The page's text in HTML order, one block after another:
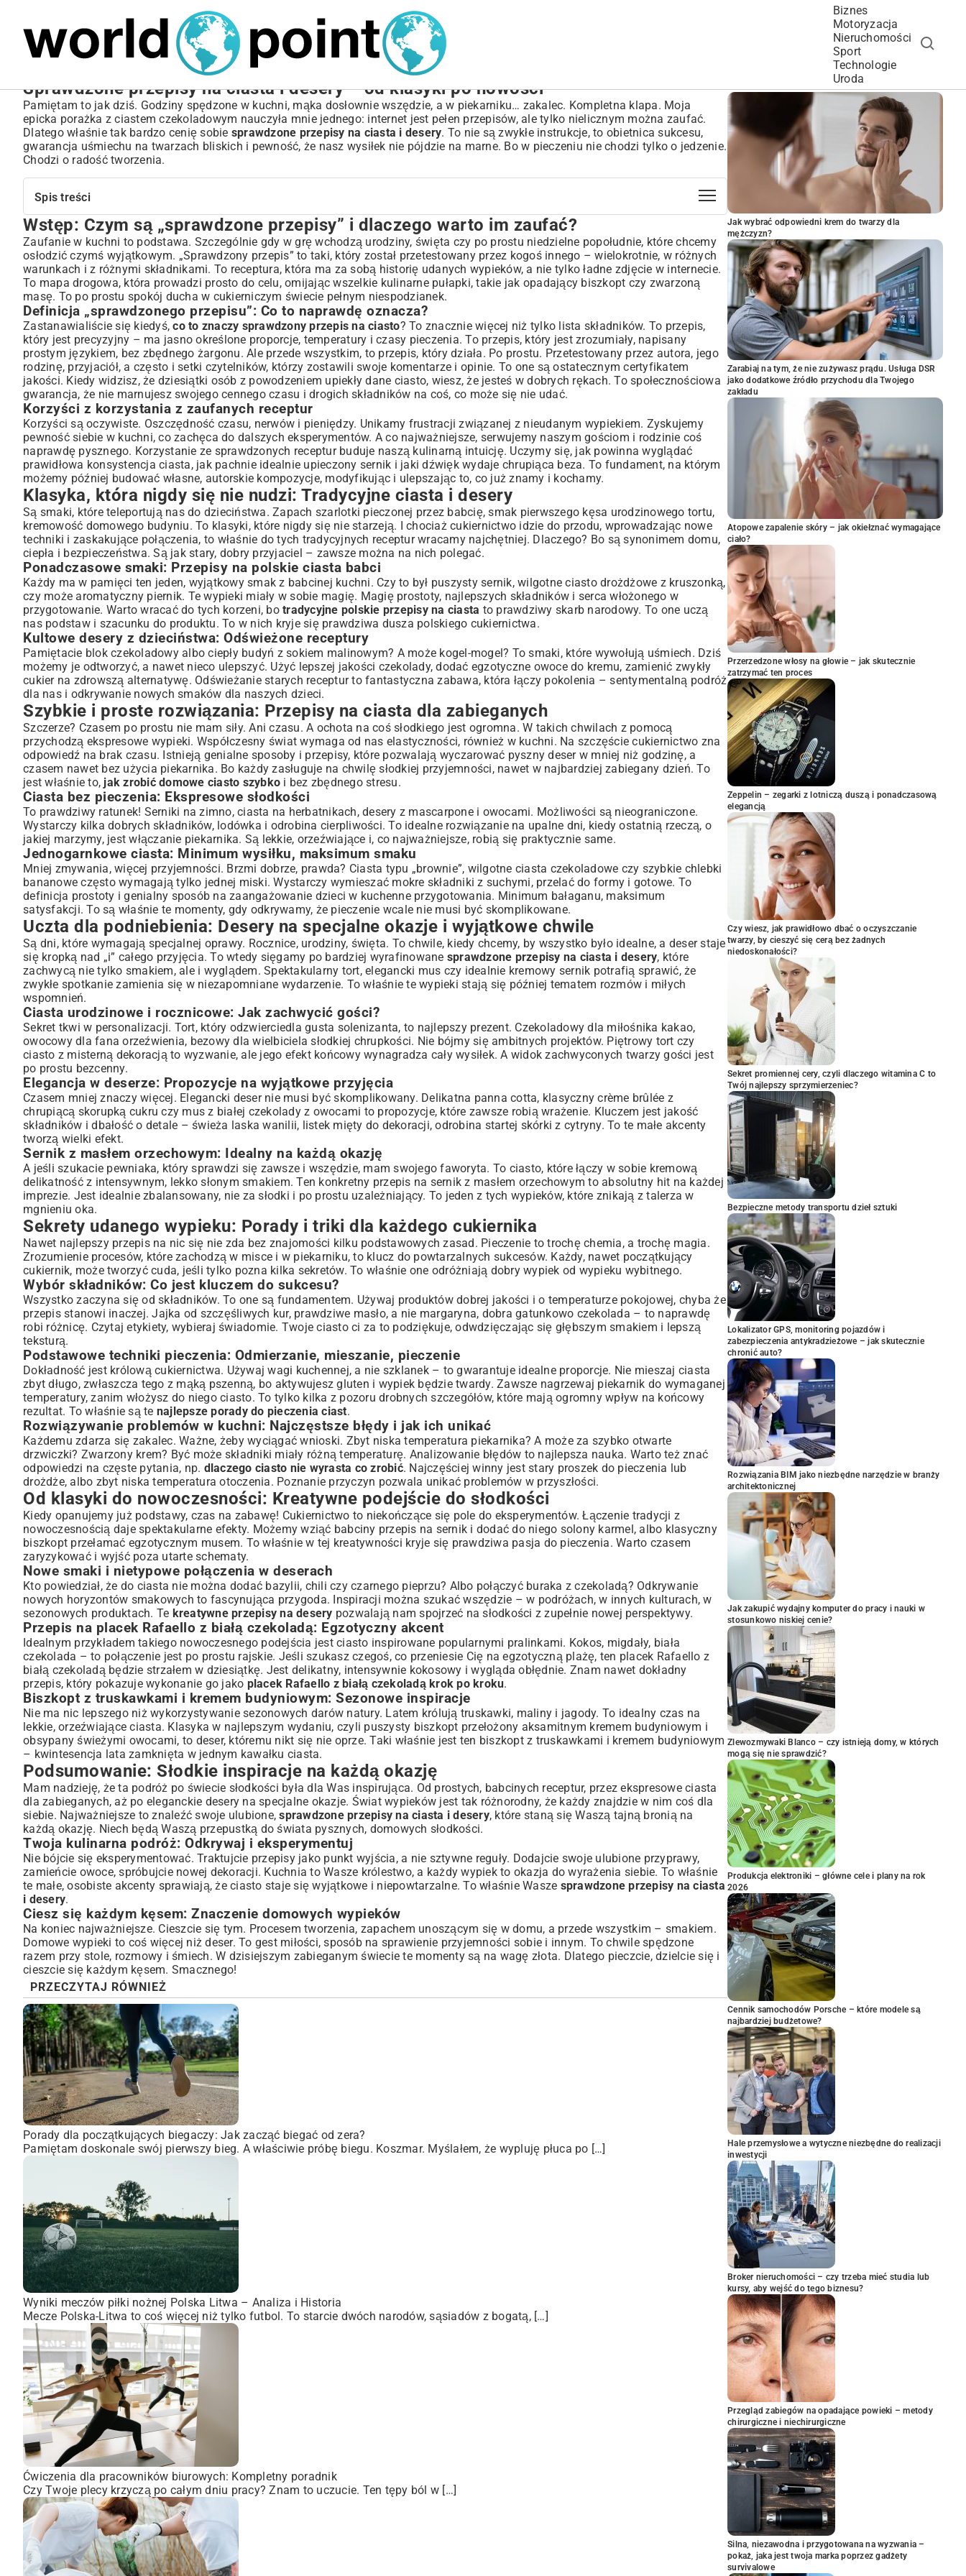
Biznes
Motoryzacja
Nieruchomości
Sport
Technologie
Uroda
Sprawdzone przepisy na ciasta i desery – od klasyki po nowości
Pamiętam to jak dziś. Godziny spędzone w kuchni, mąka dosłownie wszędzie, a w piekarniku… zakalec. Kompletna klapa. Moja
epicka porażka z ciastem czekoladowym nauczyła mnie jednego: internet jest pełen przepisów, ale tylko nielicznym można zaufać.
Dlatego właśnie tak bardzo cenię sobie sprawdzone przepisy na ciasta i desery. To nie są zwykłe instrukcje, to obietnica sukcesu,
gwarancja uśmiechu na twarzach bliskich i pewność, że nasz wysiłek nie pójdzie na marne. Bo w pieczeniu nie chodzi tylko o jedzenie.
Chodzi o radość tworzenia.
Spis treści
Wstęp: Czym są „sprawdzone przepisy” i dlaczego warto im zaufać?
Definicja „sprawdzonego przepisu”: Co to naprawdę oznacza?
Korzyści z korzystania z zaufanych receptur
Klasyka, która nigdy się nie nudzi: Tradycyjne ciasta i desery
Ponadczasowe smaki: Przepisy na polskie ciasta babci
Kultowe desery z dzieciństwa: Odświeżone receptury
Szybkie i proste rozwiązania: Przepisy na ciasta dla zabieganych
Ciasta bez pieczenia: Ekspresowe słodkości
Jednogarnkowe ciasta: Minimum wysiłku, maksimum smaku
Uczta dla podniebienia: Desery na specjalne okazje i wyjątkowe chwile
Ciasta urodzinowe i rocznicowe: Jak zachwycić gości?
Elegancja w deserze: Propozycje na wyjątkowe przyjęcia
Sernik z masłem orzechowym: Idealny na każdą okazję
Sekrety udanego wypieku: Porady i triki dla każdego cukiernika
Wybór składników: Co jest kluczem do sukcesu?
Podstawowe techniki pieczenia: Odmierzanie, mieszanie, pieczenie
Rozwiązywanie problemów w kuchni: Najczęstsze błędy i jak ich unikać
Od klasyki do nowoczesności: Kreatywne podejście do słodkości
Nowe smaki i nietypowe połączenia w deserach
Przepis na placek Rafaello z białą czekoladą: Egzotyczny akcent
Biszkopt z truskawkami i kremem budyniowym: Sezonowe inspiracje
Podsumowanie: Słodkie inspiracje na każdą okazję
Twoja kulinarna podróż: Odkrywaj i eksperymentuj
Ciesz się każdym kęsem: Znaczenie domowych wypieków
Wstęp: Czym są „sprawdzone przepisy” i dlaczego warto im zaufać?
Zaufanie w kuchni to podstawa. Szczególnie gdy w grę wchodzą urodziny, święta czy po prostu niedzielne popołudnie, które chcemy
osłodzić czymś wyjątkowym. „Sprawdzony przepis” to taki, który został przetestowany przez kogoś innego – wielokrotnie, w różnych
warunkach i z różnymi składnikami. To receptura, która ma za sobą historię udanych wypieków, a nie tylko ładne zdjęcie w internecie.
To mapa drogowa, która prowadzi prosto do celu, omijając wszelkie kulinarne pułapki, takie jak opadający biszkopt czy zwarzoną
masę. To po prostu spokój ducha w cukierniczym świecie pełnym niespodzianek.
Definicja „sprawdzonego przepisu”: Co to naprawdę oznacza?
Zastanawialiście się kiedyś,co to znaczy sprawdzony przepis na ciasto? To znacznie więcej niż tylko lista składników. To przepis,
który jest precyzyjny – ma jasno określone proporcje, temperatury i czasy pieczenia. To przepis, który jest zrozumiały, napisany
prostym językiem, bez zbędnego żargonu. Ale przede wszystkim, to przepis, który działa. Po prostu. Przetestowany przez autora, jego
rodzinę, przyjaciół, a często i setki czytelników, którzy zostawili swoje komentarze i opinie. To one są ostatecznym certyfikatem
jakości. Kiedy widzisz, że dziesiątki osób z powodzeniem upiekły dane ciasto, wiesz, że jesteś w dobrych rękach. To społecznościowa
gwarancja, że nie marnujesz swojego cennego czasu i drogich składników na coś, co może się nie udać.
Korzyści z korzystania z zaufanych receptur
Korzyści są oczywiste. Oszczędność czasu, nerwów i pieniędzy. Unikamy frustracji związanej z nieudanym wypiekiem. Zyskujemy
pewność siebie w kuchni, co zachęca do dalszych eksperymentów. A co najważniejsze, serwujemy naszym gościom i rodzinie coś
naprawdę pysznego. Korzystanie ze sprawdzonych receptur buduje naszą kulinarną intuicję. Uczymy się, jak powinna wyglądać
prawidłowa konsystencja ciasta, jak pachnie idealnie upieczony sernik i jaki dźwięk wydaje chrupiąca beza. To fundament, na którym
możemy później budować własne, autorskie kompozycje, modyfikując i ulepszając to, co już znamy i kochamy.
Klasyka, która nigdy się nie nudzi: Tradycyjne ciasta i desery
Są smaki, które teleportują nas do dzieciństwa. Zapach szarlotki pieczonej przez babcię, smak pierwszego kęsa urodzinowego tortu,
kremowość domowego budyniu. To klasyki, które nigdy się nie starzeją. I chociaż cukiernictwo idzie do przodu, wprowadzając nowe
techniki i zaskakujące połączenia, to właśnie do tych tradycyjnych receptur wracamy najchętniej. Dlaczego? Bo są synonimem domu,
ciepła i bezpieczeństwa. Są jak stary, dobry przyjaciel – zawsze można na nich polegać.
Ponadczasowe smaki: Przepisy na polskie ciasta babci
Każdy ma w pamięci ten jeden, wyjątkowy smak z babcinej kuchni. Czy to był puszysty sernik, wilgotne ciasto drożdżowe z kruszonką,
czy może aromatyczny piernik. Te wypieki miały w sobie magię. Magię prostoty, najlepszych składników i serca włożonego w
przygotowanie. Warto wracać do tych korzeni, bo tradycyjne polskie przepisy na ciasta to prawdziwy skarb narodowy. To one uczą
nas podstaw i szacunku do produktu. To w nich kryje się prawdziwa dusza polskiego cukiernictwa.
Kultowe desery z dzieciństwa: Odświeżone receptury
Pamiętacie blok czekoladowy albo ciepły budyń z sokiem malinowym? A może kogel-mogel? To smaki, które wywołują uśmiech. Dziś
możemy je odtworzyć, a nawet nieco ulepszyć. Użyć lepszej jakości czekolady, dodać egzotyczne owoce do kremu, zamienić zwykły
cukier na zdrowszą alternatywę. Odświeżanie starych receptur to fantastyczna zabawa, która łączy pokolenia – sentymentalną podróż
dla nas i odkrywanie nowych smaków dla naszych dzieci.
Szybkie i proste rozwiązania: Przepisy na ciasta dla zabieganych
Szczerze? Czasem po prostu nie mam siły. Ani czasu. A ochota na coś słodkiego jest ogromna. W takich chwilach z pomocą
przychodzą ekspresowe wypieki. Współczesny świat wymaga od nas elastyczności, również w kuchni. Na szczęście cukiernictwo zna
odpowiedź na brak czasu. Istnieją genialne sposoby i przepisy, które pozwalają wyczarować pyszny deser w mniej niż godzinę, a
czasem nawet bez użycia piekarnika. Bo każdy zasługuje na chwilę słodkiej przyjemności, nawet w najbardziej zabiegany dzień. To
jest właśnie to, jak zrobić domowe ciasto szybko i bez zbędnego stresu.
Ciasta bez pieczenia: Ekspresowe słodkości
To prawdziwy ratunek! Serniki na zimno, ciasta na herbatnikach, desery z mascarpone i owocami. Możliwości są nieograniczone.
Wystarczy kilka dobrych składników, lodówka i odrobina cierpliwości. To idealne rozwiązanie na upalne dni, kiedy ostatnią rzeczą, o
jakiej marzymy, jest włączanie piekarnika. Są lekkie, orzeźwiające i, co najważniejsze, robią się praktycznie same.
Jednogarnkowe ciasta: Minimum wysiłku, maksimum smaku
Mniej zmywania, więcej przyjemności. Brzmi dobrze, prawda? Ciasta typu „brownie”, wilgotne ciasta czekoladowe czy szybkie chlebki
bananowe często wymagają tylko jednej miski. Wystarczy wymieszać mokre składniki z suchymi, przelać do formy i gotowe. To
definicja prostoty i genialny sposób na zaangażowanie dzieci w kuchenne przygotowania. Minimum bałaganu, maksimum
satysfakcji. To są właśnie te momenty, gdy odkrywamy, że pieczenie wcale nie musi być skomplikowane.
Uczta dla podniebienia: Desery na specjalne okazje i wyjątkowe chwile
Są dni, które wymagają specjalnej oprawy. Rocznice, urodziny, święta. To chwile, kiedy chcemy, by wszystko było idealne, a deser staje
się kropką nad „i” całego przyjęcia. To wtedy sięgamy po bardziej wyrafinowane sprawdzone przepisy na ciasta i desery, które
zachwycą nie tylko smakiem, ale i wyglądem. Spektakularny tort, elegancki mus czy idealnie kremowy sernik potrafią sprawić, że
zwykłe spotkanie zamienia się w niezapomniane wydarzenie. To właśnie te wypieki stają się później tematem rozmów i miłych
wspomnień.
Ciasta urodzinowe i rocznicowe: Jak zachwycić gości?
Sekret tkwi w personalizacji. Tort, który odzwierciedla gusta solenizanta, to najlepszy prezent. Czekoladowy dla miłośnika kakao,
owocowy dla fana orzeźwienia, bezowy dla wielbiciela słodkiej chrupkości. Nie bójmy się ambitnych projektów. Piętrowy tort czy
ciasto z misterną dekoracją to wyzwanie, ale jego efekt końcowy wynagradza cały wysiłek. A widok zachwyconych twarzy gości jest
po prostu bezcenny.
Elegancja w deserze: Propozycje na wyjątkowe przyjęcia
Czasem mniej znaczy więcej. Elegancki deser nie musi być skomplikowany. Delikatna panna cotta, klasyczny crème brûlée z
chrupiącą skorupką cukru czy mus z białej czekolady z owocami to propozycje, które zawsze robią wrażenie. Kluczem jest jakość
składników i dbałość o detale – świeża laska wanilii, listek mięty do dekoracji, odrobina startej skórki z cytryny. To te małe akcenty
tworzą wielki efekt.
Sernik z masłem orzechowym: Idealny na każdą okazję
A jeśli szukacie pewniaka, który sprawdzi się zawsze i wszędzie, mam swojego faworyta. To ciasto, które łączy w sobie kremową
delikatność z intensywnym, lekko słonym smakiem. Ten konkretny przepis na sernik z masłem orzechowym to absolutny hit na każdej
imprezie. Jest idealnie zbalansowany, nie za słodki i po prostu uzależniający. To jeden z tych wypieków, które znikają z talerza w
mgnieniu oka.
Sekrety udanego wypieku: Porady i triki dla każdego cukiernika
Nawet najlepszy przepis na nic się nie zda bez znajomości kilku podstawowych zasad. Pieczenie to trochę chemia, a trochę magia.
Zrozumienie procesów, które zachodzą w misce i w piekarniku, to klucz do powtarzalnych sukcesów. Każdy, nawet początkujący
cukiernik, może tworzyć cuda, jeśli tylko pozna kilka sekretów. To właśnie one odróżniają dobry wypiek od wypieku wybitnego.
Wybór składników: Co jest kluczem do sukcesu?
Wszystko zaczyna się od składników. To one są fundamentem. Używaj produktów dobrej jakości i o temperaturze pokojowej, chyba że
przepis stanowi inaczej. Jajka od szczęśliwych kur, prawdziwe masło, a nie margaryna, dobra gatunkowo czekolada – to naprawdę
robi różnicę. Czytaj etykiety, wybieraj świadomie. Twoje ciasto ci za to podziękuje, odwdzięczając się głębszym smakiem i lepszą
teksturą.
Podstawowe techniki pieczenia: Odmierzanie, mieszanie, pieczenie
Dokładność jest królową cukiernictwa. Używaj wagi kuchennej, a nie szklanek – to gwarantuje idealne proporcje. Nie mieszaj ciasta
zbyt długo, zwłaszcza tego z mąką pszenną, bo aktywujesz gluten i wypiek będzie twardy. Zawsze nagrzewaj piekarnik do wymaganej
temperatury, zanim włożysz do niego ciasto. To tylko kilka z pozoru drobnych szczegółów, które mają ogromny wpływ na końcowy
rezultat. To właśnie są te najlepsze porady do pieczenia ciast.
Rozwiązywanie problemów w kuchni: Najczęstsze błędy i jak ich unikać
Każdemu zdarza się zakalec. Ważne, żeby wyciągać wnioski. Zbyt niska temperatura piekarnika? A może za szybko otwarte
drzwiczki? Zwarzony krem? Być może składniki miały różną temperaturę. Analizowanie błędów to najlepsza nauka. Warto też znać
odpowiedzi na częste pytania, np. dlaczego ciasto nie wyrasta co zrobić. Najczęściej winny jest stary proszek do pieczenia lub
drożdże, albo zbyt niska temperatura otoczenia. Poznanie przyczyn pozwala unikać problemów w przyszłości.
Od klasyki do nowoczesności: Kreatywne podejście do słodkości
Kiedy opanujemy już podstawy, czas na zabawę! Cukiernictwo to niekończące się pole do eksperymentów. Łączenie tradycji z
nowoczesnością daje spektakularne efekty. Możemy wziąć babciny przepis na sernik i dodać do niego solony karmel, albo klasyczny
biszkopt przełamać egzotycznym musem. To właśnie w tej kreatywności kryje się prawdziwa pasja do pieczenia. Warto czasem
zaryzykować i wyjść poza utarte schematy.
Nowe smaki i nietypowe połączenia w deserach
Kto powiedział, że do ciasta nie można dodać bazylii, chili czy czarnego pieprzu? Albo połączyć buraka z czekoladą? Odkrywanie
nowych horyzontów smakowych to fascynująca przygoda. Inspiracji można szukać wszędzie – w podróżach, w innych kulturach, w
sezonowych produktach. Te kreatywne przepisy na desery pozwalają nam spojrzeć na słodkości z zupełnie nowej perspektywy.
Przepis na placek Rafaello z białą czekoladą: Egzotyczny akcent
Idealnym przykładem takiego nowoczesnego podejścia jest ciasto inspirowane popularnymi pralinkami. Kokos, migdały, biała
czekolada – to połączenie jest po prostu rajskie. Jeśli szukasz czegoś, co przeniesie Cię na egzotyczną plażę, ten placek Rafaello z
białą czekoladąbędzie strzałem w dziesiątkę. Jest delikatny, intensywnie kokosowy i wygląda obłędnie. Znam nawet dokładny
przepis, który pokazuje wykonanie go jako placek Rafaello z białą czekoladą krok po kroku.
Biszkopt z truskawkami i kremem budyniowym: Sezonowe inspiracje
Nie ma nic lepszego niż wykorzystywanie sezonowych darów natury. Latem królują truskawki, maliny i jagody. To idealny czas na
lekkie, orzeźwiające ciasta. Klasyka w najlepszym wydaniu, czyli puszysty biszkopt przełożony aksamitnym kremem budyniowym i
obsypany świeżymi owocami, to deser, któremu nikt się nie oprze. Taki właśnie jest ten biszkopt z truskawkami i kremem budyniowym
– kwintesencja lata zamknięta w jednym kawałku ciasta.
Podsumowanie: Słodkie inspiracje na każdą okazję
Mam nadzieję, że ta podróż po świecie słodkości była dla Was inspirująca. Od prostych, babcinych receptur, przez ekspresowe ciasta
dla zabieganych, aż po eleganckie desery na specjalne okazje. Świat wypieków jest tak różnorodny, że każdy znajdzie w nim coś dla
siebie. Najważniejsze to znaleźć swoje ulubione,sprawdzone przepisy na ciasta i desery, które staną się Waszą tajną bronią na
każdą okazję. Niech będą Waszą przepustką do świata pysznych, domowych słodkości.
Twoja kulinarna podróż: Odkrywaj i eksperymentuj
Nie bójcie się eksperymentować. Traktujcie przepisy jako punkt wyjścia, a nie sztywne reguły. Dodajcie swoje ulubione przyprawy,
zamieńcie owoce, spróbujcie nowej dekoracji. Kuchnia to Wasze królestwo, a każdy wypiek to okazja do wyrażenia siebie. To właśnie
te małe, osobiste akcenty sprawiają, że ciasto staje się wyjątkowe i niepowtarzalne. To właśnie Wasze sprawdzone przepisy na ciasta
i desery.
Ciesz się każdym kęsem: Znaczenie domowych wypieków
Na koniec najważniejsze. Cieszcie się tym. Procesem tworzenia, zapachem unoszącym się w domu, a przede wszystkim – smakiem.
Domowe wypieki to coś więcej niż deser. To gest miłości, sposób na sprawienie przyjemności sobie i innym. To chwile spędzone
razem przy stole, rozmowy i śmiech. W dzisiejszym zabieganym świecie te momenty są na wagę złota. Dlatego pieczcie, dzielcie się i
cieszcie się każdym kęsem. Smacznego!
PRZECZYTAJ RÓWNIEŻ
Porady dla początkujących biegaczy: Jak zacząć biegać od zera?
Pamiętam doskonale swój pierwszy bieg. A właściwie próbę biegu. Koszmar. Myślałem, że wypluję płuca po […]
Wyniki meczów piłki nożnej Polska Litwa – Analiza i Historia
Mecze Polska-Litwa to coś więcej niż tylko futbol. To starcie dwóch narodów, sąsiadów z bogatą, […]
Ćwiczenia dla pracowników biurowych: Kompletny poradnik
Czy Twoje plecy krzyczą po całym dniu pracy? Znam to uczucie. Ten tępy ból w […]
POPULARNE ARTYKUŁY
Jak wybrać odpowiedni krem do twarzy dla
mężczyzn?
Zarabiaj na tym, że nie zużywasz prądu. Usługa DSR
jako dodatkowe źródło przychodu dla Twojego
zakładu
Atopowe zapalenie skóry – jak okiełznać wymagające
ciało?
Przerzedzone włosy na głowie – jak skutecznie
zatrzymać ten proces
Zeppelin – zegarki z lotniczą duszą i ponadczasową
elegancją
Czy wiesz, jak prawidłowo dbać o oczyszczanie
twarzy, by cieszyć się cerą bez żadnych
niedoskonałości?
Sekret promiennej cery, czyli dlaczego witamina C to
Twój najlepszy sprzymierzeniec?
Bezpieczne metody transportu dzieł sztuki
Lokalizator GPS, monitoring pojazdów i
zabezpieczenia antykradzieżowe – jak skutecznie
chronić auto?
Rozwiązania BIM jako niezbędne narzędzie w branży
architektonicznej
Jak zakupić wydajny komputer do pracy i nauki w
stosunkowo niskiej cenie?
Zlewozmywaki Blanco – czy istnieją domy, w których
mogą się nie sprawdzić?
Produkcja elektroniki – główne cele i plany na rok
2026
Cennik samochodów Porsche – które modele są
najbardziej budżetowe?
Hale przemysłowe a wytyczne niezbędne do realizacji
inwestycji
Broker nieruchomości – czy trzeba mieć studia lub
kursy, aby wejść do tego biznesu?
Przegląd zabiegów na opadające powieki – metody
chirurgiczne i niechirurgiczne
Silna, niezawodna i przygotowana na wyzwania –
pokaż, jaka jest twoja marka poprzez gadżety
survivalowe